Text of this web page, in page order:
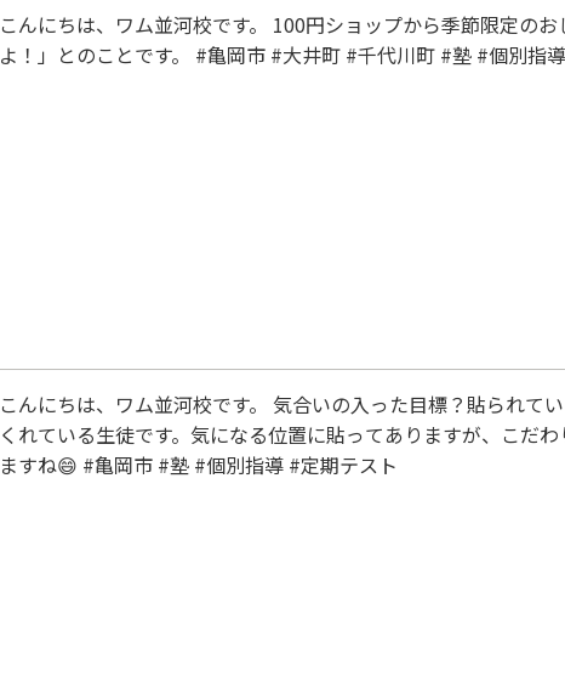
こんにちは、ワム並河校です。 100円ショップから季節限定の
よ！」とのことです。 #亀岡市 #大井町 #千代川町 #塾 #個別指
こんにちは、ワム並河校です。 気合いの入った目標？貼られて
くれている生徒です。気になる位置に貼ってありますが、こだ
ますね😄 #亀岡市 #塾 #個別指導 #定期テスト